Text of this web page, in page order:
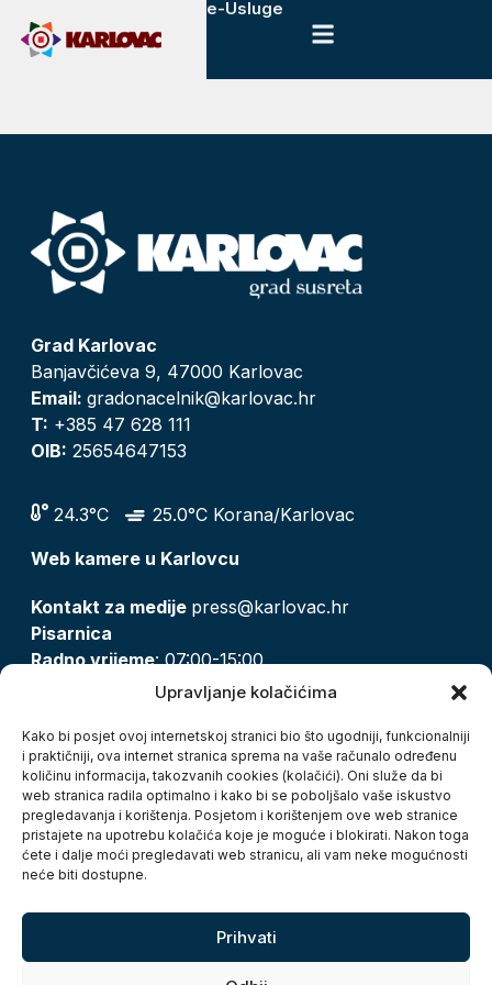
Upravljanje kolačićima
Kako bi posjet ovoj internetskoj stranici bio što ugodniji, funkcionalniji
i praktičniji, ova internet stranica sprema na vaše računalo određenu
količinu informacija, takozvanih cookies (kolačići). Oni služe da bi
web stranica radila optimalno i kako bi se poboljšalo vaše iskustvo
pregledavanja i korištenja. Posjetom i korištenjem ove web stranice
pristajete na upotrebu kolačića koje je moguće i blokirati. Nakon toga
ćete i dalje moći pregledavati web stranicu, ali vam neke mogućnosti
neće biti dostupne.
Prihvati
e-Usluge
Grad Karlovac
Banjavčićeva 9, 47000 Karlovac
Email: gradonacelnik@karlovac.hr
T: +385 47 628 111
OIB: 25654647153
24.3°C
25.0°C Korana/Karlovac
Web kamere u Karlovcu
Kontakt za medije press@karlovac.hr
Pisarnica
Radno vrijeme: 07:00-15:00
pisarnica@karlovac.hr
Zaštita osobnih podataka
Pristup informacijama
Kolačići
Izjava o pristupačnosti
Turistička zajednica grada Karlovca